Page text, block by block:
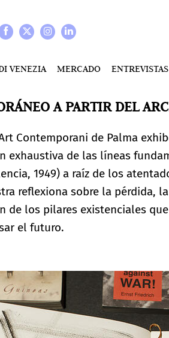
VENEZIA MERCADO ENTREVISTAS
A PARTIR DEL
Contemporani de Palma
exhaustiva de las líneas
1949) a raíz de los
reflexiona sobre la pérdida,
de los pilares existenciales
el futuro.